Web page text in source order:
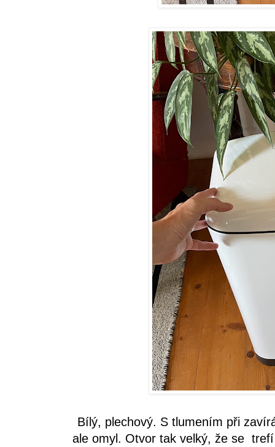
Bílý, plechový. S tlumením při
ale omyl. Otvor tak velký, že se